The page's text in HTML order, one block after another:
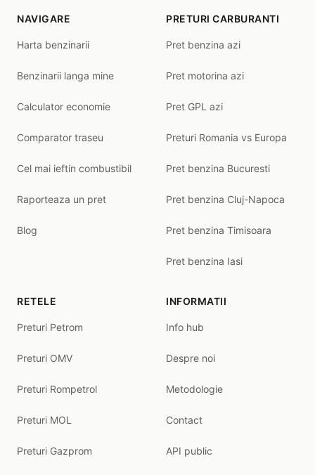
NAVIGARE
Harta benzinarii
Benzinarii langa mine
Calculator economie
Comparator traseu
Cel mai ieftin combustibil
Raporteaza un pret
Blog
PRETURI CARBURANTI
Pret benzina azi
Pret motorina azi
Pret GPL azi
Preturi Romania vs Europa
Pret benzina Bucuresti
Pret benzina Cluj-Napoca
Pret benzina Timisoara
Pret benzina Iasi
RETELE
Preturi Petrom
Preturi OMV
Preturi Rompetrol
Preturi MOL
Preturi Gazprom
INFORMATII
Info hub
Despre noi
Metodologie
Contact
API public